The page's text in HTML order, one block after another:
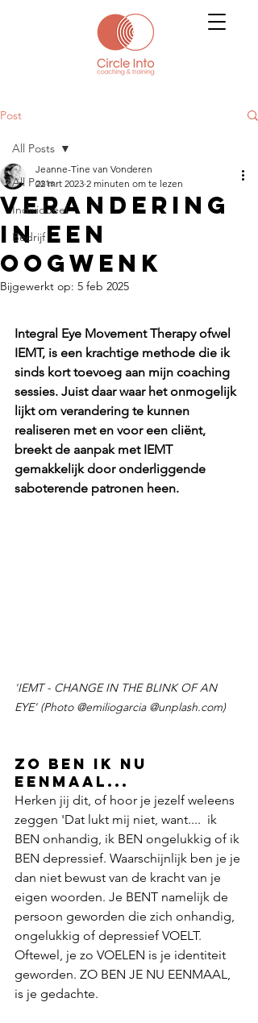
Post
All Posts
Individueel
Bedrijf
All Posts
Verandering
in een
oogwenk
Jeanne-Tine van Vonderen
22 mrt 2023 2 minuten om te lezen
Bijgewerkt op: 5 feb 2025
Integral Eye Movement Therapy ofwel
IEMT, is een krachtige methode die ik
sinds kort toevoeg aan mijn coaching
sessies. Juist daar waar het onmogelijk
lijkt om verandering te kunnen
realiseren met en voor een cliënt,
breekt de aanpak met IEMT
gemakkelijk door onderliggende
saboterende patronen heen.
'IEMT - CHANGE IN THE BLINK OF AN
EYE' (Photo @emiliogarcia @unplash.com)
ZO BEN IK NU
EENMAAL...
Herken jij dit, of hoor je jezelf weleens
zeggen 'Dat lukt mij niet, want....  ik
BEN onhandig, ik BEN ongelukkig of ik
BEN depressief. Waarschijnlijk ben je je
dan niet bewust van de kracht van je
eigen woorden. Je BENT namelijk de
persoon geworden die zich onhandig,
ongelukkig of depressief VOELT.
Oftewel, je zo VOELEN is je identiteit
geworden. ZO BEN JE NU EENMAAL,
is je gedachte.